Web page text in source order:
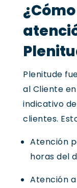
Plenitude
al Cliente
indicativo
clientes.
Atención
horas del
Atención